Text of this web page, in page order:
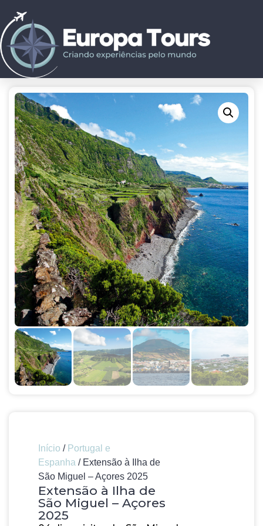
Início / Portugal e
Espanha / Extensão à Ilha de
São Miguel – Açores 2025
Extensão à Ilha de
São Miguel – Açores
2025